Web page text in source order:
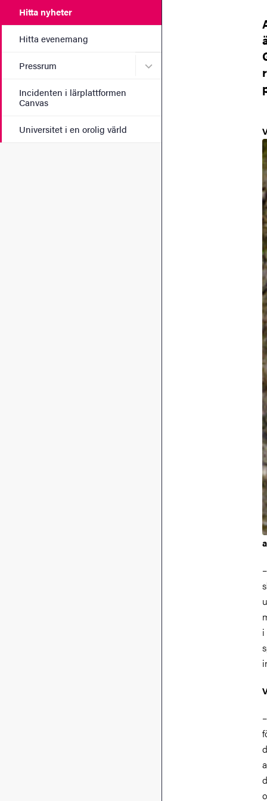
Hitta nyheter
Hitta evenemang
Pressrum Undermeny för Pressrum
Incidenten i lärplattformen
Canvas
Universitet i en orolig värld
i